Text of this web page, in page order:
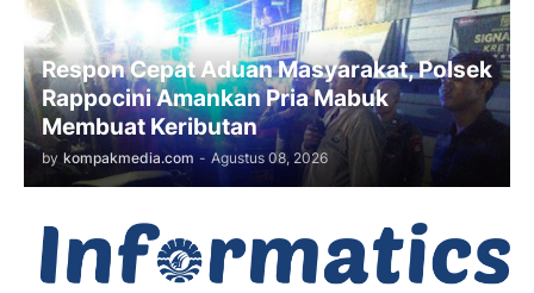
Respon Cepat Aduan Masyarakat, Polsek
Rappocini Amankan Pria Mabuk
Membuat Keributan
by kompakmedia.com - Agustus 08, 2026